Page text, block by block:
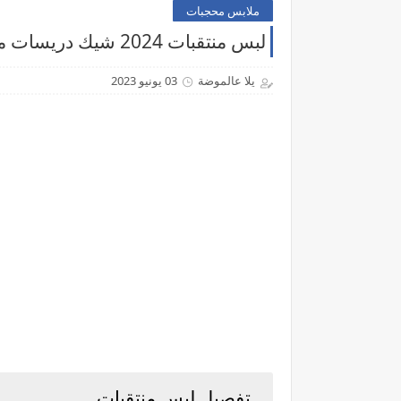
ملابس محجبات
لبس منتقبات 2024 شيك دريسات منتقبات خروج - موقع يلا عالموضة
يلا عالموضة 03 يونيو 2023